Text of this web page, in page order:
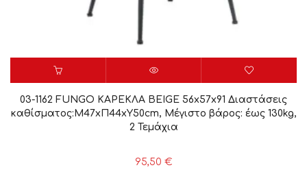
03-1162 FUNGO ΚΑΡΕΚΛΑ BEIGE 56x57x91 Διαστάσεις
καθίσματος:Μ47xΠ44xΥ50cm, Μέγιστο βάρος: έως 130kg,
2 Τεμάχια
95,50 €